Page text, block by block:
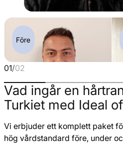
Vad ingår en
Turkiet med Ideal
Vi erbjuder ett komplett paket
hög vårdstandard före, under
Före
01/02